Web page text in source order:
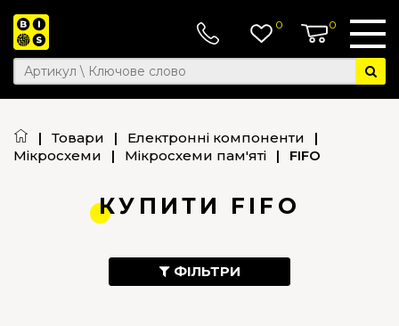
0 0
| Товари | Електронні компоненти
|
Мікросхеми
| Мікросхеми пам'яті | FIFO
КУПИТИ FIFO
ФІЛЬТРИ